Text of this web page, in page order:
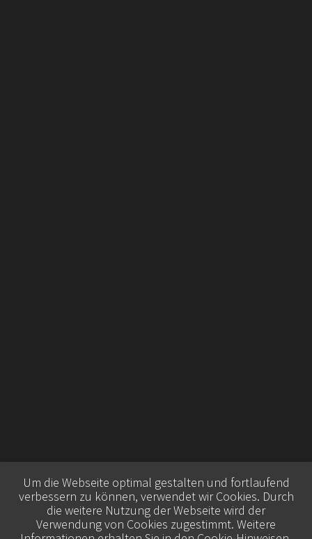
Um die Webseite optimal gestalten und fortlaufend
verbessern zu können, verwendet wir Cookies. Durch
die weitere Nutzung der Webseite wird der
Verwendung von Cookies zugestimmt. Weitere